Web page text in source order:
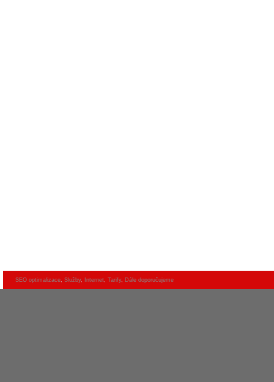
SEO optimalizace, Služby, Internet, Tarify, Dále doporučujeme